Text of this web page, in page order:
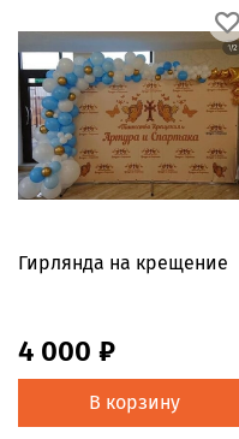
Гирлянда на крещение
4 000 ₽
В корзину